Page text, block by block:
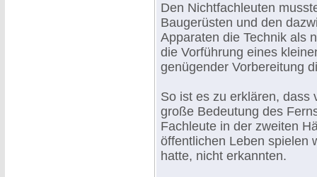
Den Nichtfachleuten
Baugerüsten und den
Apparaten die Technik als
die Vorführung eines
genügender Vorbereitung
So ist es zu erklären, dass
große Bedeutung des
Fachleute in der zweiten
öffentlichen Leben spielen
hatte, nicht erkannten.